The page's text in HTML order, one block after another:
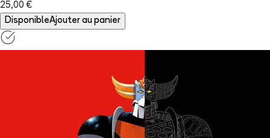
25,00 €
DisponibleAjouter au panier